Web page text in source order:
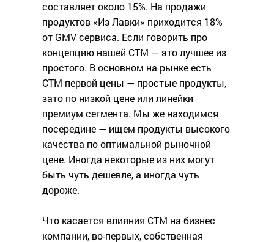
составляет около 15%. На продажи
продуктов «Из Лавки» приходится 18%
от GMV сервиса. Если говорить про
концепцию нашей СТМ — это лучшее из
простого. В основном на рынке есть
СТМ первой цены — простые продукты,
зато по низкой цене или линейки
премиум сегмента. Мы же находимся
посередине — ищем продукты высокого
качества по оптимальной рыночной
цене. Иногда некоторые из них могут
быть чуть дешевле, а иногда чуть
дороже.
Что касается влияния СТМ на бизнес
компании, во-первых, собственная